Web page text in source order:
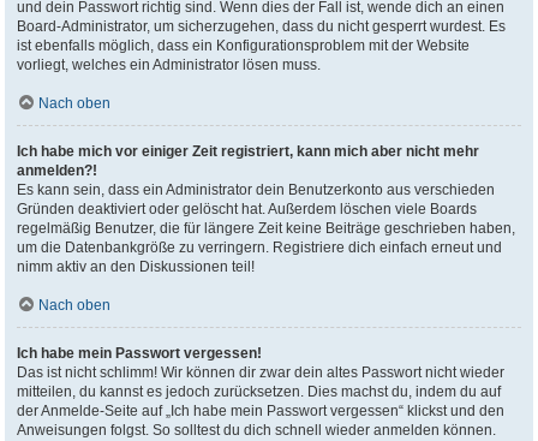
und dein Passwort richtig sind. Wenn dies der Fall ist, wende dich an einen
Board-Administrator, um sicherzugehen, dass du nicht gesperrt wurdest. Es
ist ebenfalls möglich, dass ein Konfigurationsproblem mit der Website
vorliegt, welches ein Administrator lösen muss.
Nach oben
Ich habe mich vor einiger Zeit registriert, kann mich aber nicht mehr
anmelden?!
Es kann sein, dass ein Administrator dein Benutzerkonto aus verschieden
Gründen deaktiviert oder gelöscht hat. Außerdem löschen viele Boards
regelmäßig Benutzer, die für längere Zeit keine Beiträge geschrieben haben,
um die Datenbankgröße zu verringern. Registriere dich einfach erneut und
nimm aktiv an den Diskussionen teil!
Nach oben
Ich habe mein Passwort vergessen!
Das ist nicht schlimm! Wir können dir zwar dein altes Passwort nicht wieder
mitteilen, du kannst es jedoch zurücksetzen. Dies machst du, indem du auf
der Anmelde-Seite auf „Ich habe mein Passwort vergessen“ klickst und den
Anweisungen folgst. So solltest du dich schnell wieder anmelden können.